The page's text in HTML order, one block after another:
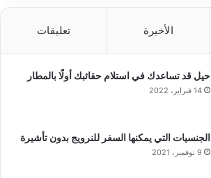
الأخيرة تعليقات
حيل قد تساعدك في استلام حقائبك أولًا بالمطار
14 فبراير، 2022
الجنسيات التي يمكنها السفر للنرويج بدون تأشيرة
9 نوفمبر، 2021